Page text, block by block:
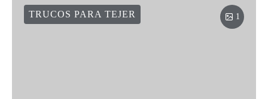
1
TRUCOS PARA TEJER